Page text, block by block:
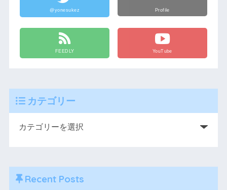
@yonesukez Profile
FEEDLY YouTube
カテゴリー
Recent Posts